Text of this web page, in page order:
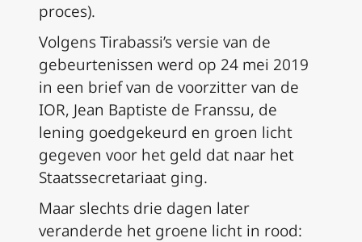
proces).
Volgens Tirabassi’s versie van de
gebeurtenissen werd op 24 mei 2019
in een brief van de voorzitter van de
IOR, Jean Baptiste de Franssu, de
lening goedgekeurd en groen licht
gegeven voor het geld dat naar het
Staatssecretariaat ging.
Maar slechts drie dagen later
veranderde het groene licht in rood: